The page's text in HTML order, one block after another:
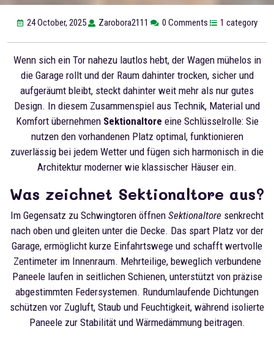
24 October, 2025 Zarobora2111 0 Comments 1 category
Wenn sich ein Tor nahezu lautlos hebt, der Wagen mühelos in
die Garage rollt und der Raum dahinter trocken, sicher und
aufgeräumt bleibt, steckt dahinter weit mehr als nur gutes
Design. In diesem Zusammenspiel aus Technik, Material und
Komfort übernehmen Sektionaltore eine Schlüsselrolle: Sie
nutzen den vorhandenen Platz optimal, funktionieren
zuverlässig bei jedem Wetter und fügen sich harmonisch in die
Architektur moderner wie klassischer Häuser ein.
Was zeichnet Sektionaltore aus?
Im Gegensatz zu Schwingtoren öffnen Sektionaltore senkrecht
nach oben und gleiten unter die Decke. Das spart Platz vor der
Garage, ermöglicht kurze Einfahrtswege und schafft wertvolle
Zentimeter im Innenraum. Mehrteilige, beweglich verbundene
Paneele laufen in seitlichen Schienen, unterstützt von präzise
abgestimmten Federsystemen. Rundumlaufende Dichtungen
schützen vor Zugluft, Staub und Feuchtigkeit, während isolierte
Paneele zur Stabilität und Wärmedämmung beitragen.